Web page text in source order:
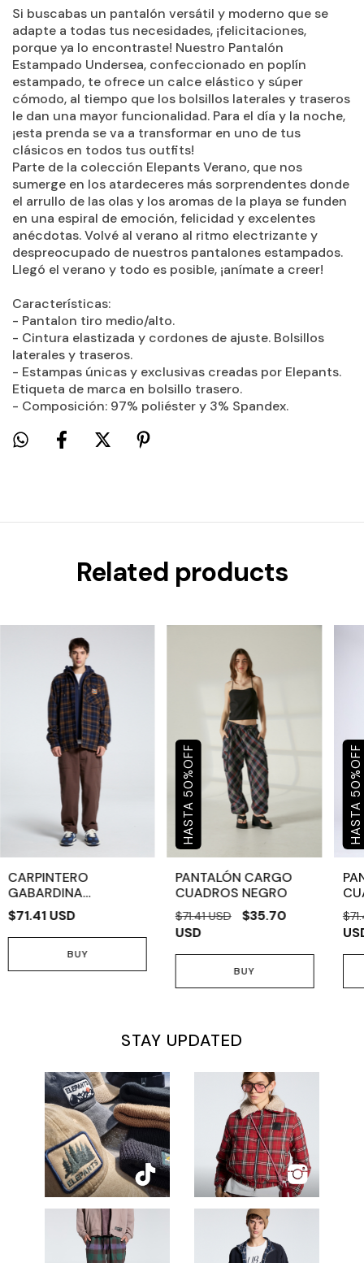
Si buscabas un pantalón versátil y moderno que se
adapte a todas tus necesidades, ¡felicitaciones,
porque ya lo encontraste! Nuestro Pantalón
Estampado Undersea, confeccionado en poplín
estampado, te ofrece un calce elástico y súper
cómodo, al tiempo que los bolsillos laterales y traseros
le dan una mayor funcionalidad. Para el día y la noche,
¡esta prenda se va a transformar en uno de tus
clásicos en todos tus outfits!
Parte de la colección Elepants Verano, que nos
sumerge en los atardeceres más sorprendentes donde
el arrullo de las olas y los aromas de la playa se funden
en una espiral de emoción, felicidad y excelentes
anécdotas. Volvé al verano al ritmo electrizante y
despreocupado de nuestros pantalones estampados.
Llegó el verano y todo es posible, ¡anímate a creer!
Características:
- Pantalon tiro medio/alto.
- Cintura elastizada y cordones de ajuste. Bolsillos
laterales y traseros.
- Estampas únicas y exclusivas creadas por Elepants.
Etiqueta de marca en bolsillo trasero.
- Composición: 97% poliéster y 3% Spandex.
Related products
CARPINTERO
GABARDINA
CHOCOLATE
$71.41 USD
BUY
50
%
OFF
PANTALÓN CARGO
CUADROS NEGRO
$71.41 USD
$35.70
USD
BUY
50
%
OFF
STAY UPDATED